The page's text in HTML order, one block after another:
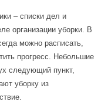
– списки дел и
организации уборки. В
можно расписать,
прогресс. Небольшие
следующий пункт,
уборку из